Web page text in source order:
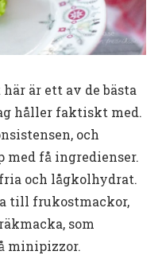
är ett av de bästa
håller faktiskt med.
och
med få ingredienser.
och lågkolhydrat.
till frukostmackor,
som
minipizzor.